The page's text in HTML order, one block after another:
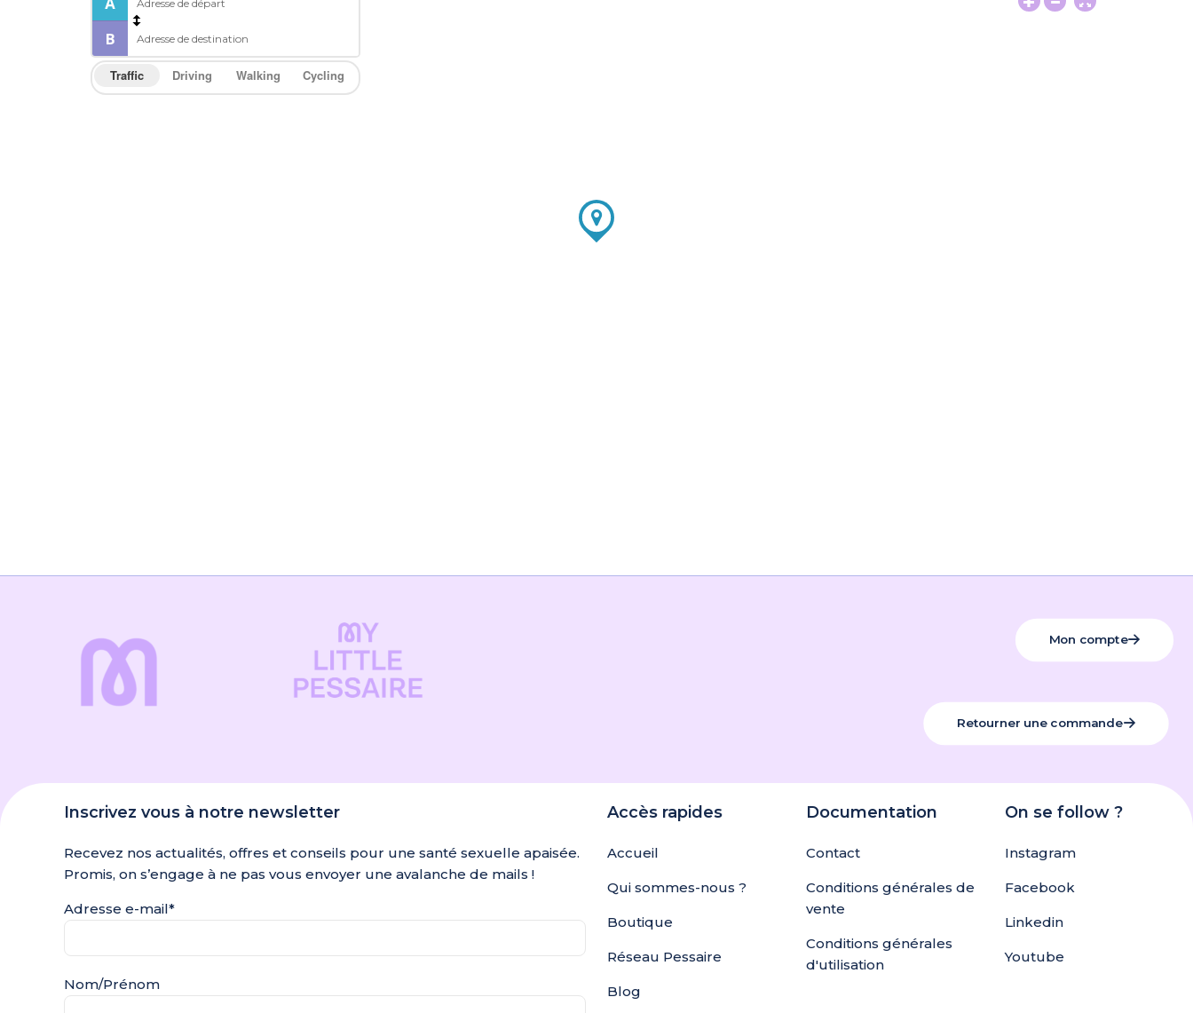
Traffic Driving Walking Cycling
Mon compte
Retourner une commande
Inscrivez vous à notre newsletter
Recevez nos actualités, offres et conseils pour une santé sexuelle apaisée.
Promis, on s’engage à ne pas vous envoyer une avalanche de mails !
Adresse e-mail*
Nom/Prénom
Accès rapides
Accueil
Qui sommes-nous ?
Boutique
Réseau Pessaire
Blog
Documentation
Contact
Conditions générales de
vente
Conditions générales
d'utilisation
On se follow ?
Instagram
Facebook
Linkedin
Youtube